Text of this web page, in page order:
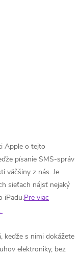
Apple o tejto
písanie SMS-správ
väčšiny z nás. Je
sieťach nájsť nejaký
iPadu.Pre viac
keďže s nimi dokážete
elektroniky, bez